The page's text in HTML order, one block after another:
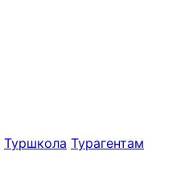
Туршкола Турагентам